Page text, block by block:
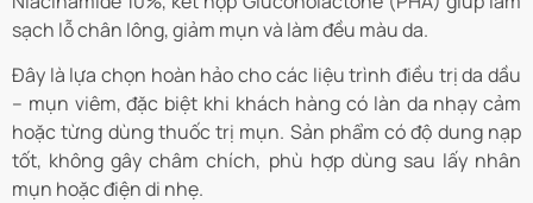
sạch lỗ chân lông, giảm mụn và làm đều màu da.
Đây là lựa chọn hoàn hảo cho các liệu trình điều trị da dầu
– mụn viêm, đặc biệt khi khách hàng có làn da nhạy cảm
hoặc từng dùng thuốc trị mụn. Sản phẩm có độ dung nạp
tốt, không gây châm chích, phù hợp dùng sau lấy nhân
mụn hoặc điện di nhẹ.